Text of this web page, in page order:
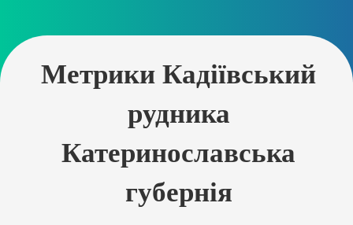
Метрики Кадіївський
рудника
Катеринославська
губернія